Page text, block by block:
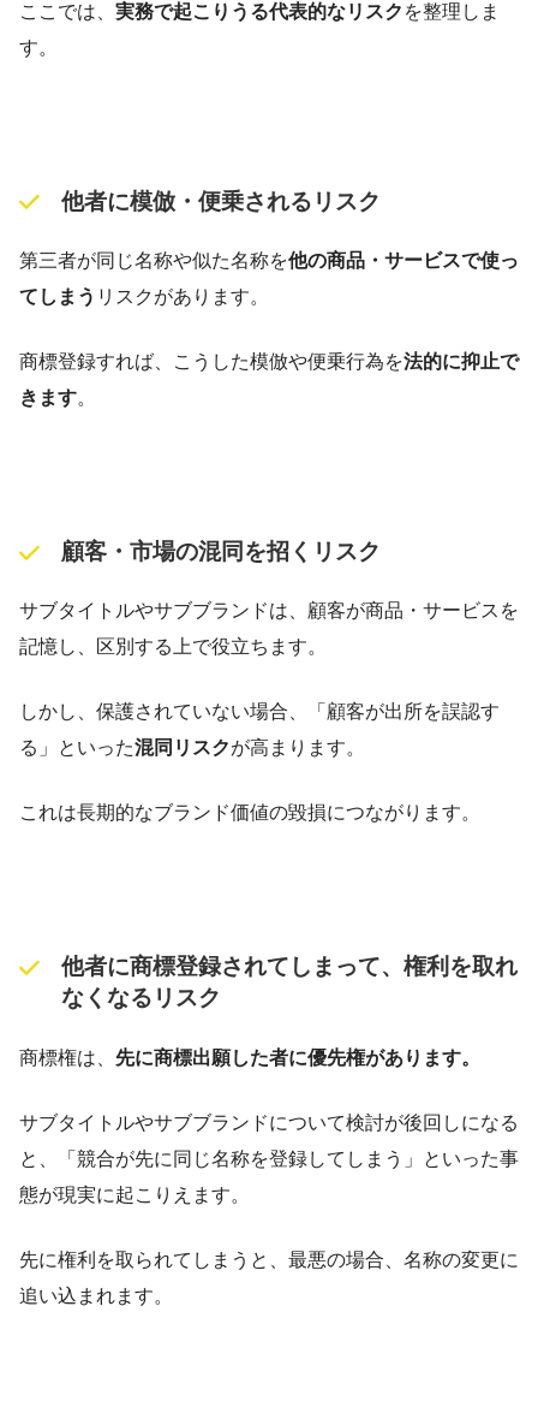
ここでは、 実務で起こりうる代表的なリスク を整理しま
す。
他者に模倣・便乗されるリスク
第三者が同じ名称や似た名称を他の商品・サービスで使っ
てしまう リスクがあります。
商標登録すれば、こうした模倣や便乗行為を法的に抑止で
きます。
顧客・市場の混同を招くリスク
サブタイトルやサブブランドは、顧客が商品・サービスを
記憶し、区別する上で役立ちます。
しかし、保護されていない場合、「顧客が出所を誤認す
る」といった混同リスクが高まります。
これは長期的なブランド価値の毀損につながります。
他者に商標登録されてしまって、権利を取れ
なくなるリスク
商標権は、 先に商標出願した者に優先権があります。
サブタイトルやサブブランドについて検討が後回しになる
と、「競合が先に同じ名称を登録してしまう」といった事
態が現実に起こりえます。
先に権利を取られてしまうと、最悪の場合、名称の変更に
追い込まれます。